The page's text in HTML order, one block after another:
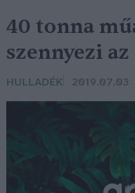
40 tonna
szennyezi
HULLADÉK 2019.07.03